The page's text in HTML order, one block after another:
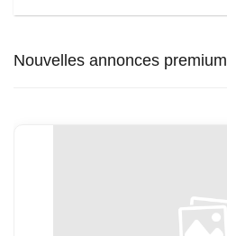
Nouvelles annonces premium